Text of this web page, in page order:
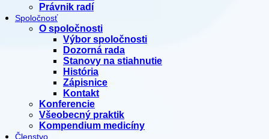
Právnik radí
Spoločnosť
O spoločnosti
Výbor spoločnosti
Dozorná rada
Stanovy na stiahnutie
História
Zápisnice
Kontakt
Konferencie
Všeobecný praktik
Kompendium medicíny
Členstvo